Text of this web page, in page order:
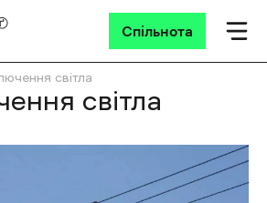
Спільнота
світла
світла